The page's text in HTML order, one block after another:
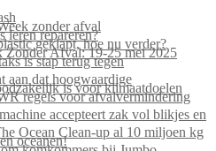
zonder afval
leren repareren?
geklapt, hoe nu verder?
Zonder Afval: 19-25 mei 2025
is stap terug tegen
dat hoogwaardige
is voor klimaatdoelen
regels voor afvalvermindering
accepteert zak vol blikjes en
Ocean Clean-up al 10 miljoen kg
oceanen!